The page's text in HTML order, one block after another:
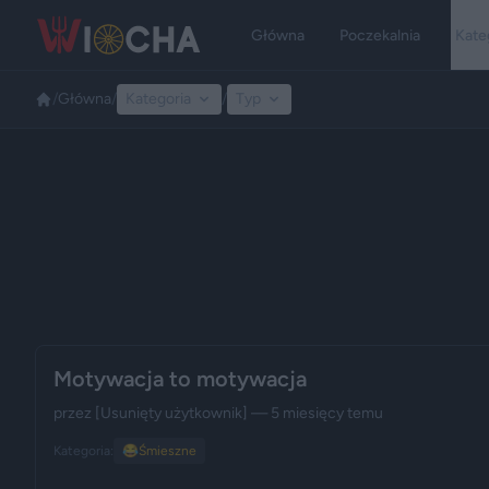
Główna Poczekalnia
Główna
Motywacja to motywacja
przez [Usunięty użytkownik] — 5 miesięcy temu
Kategoria: 😂Śmieszne